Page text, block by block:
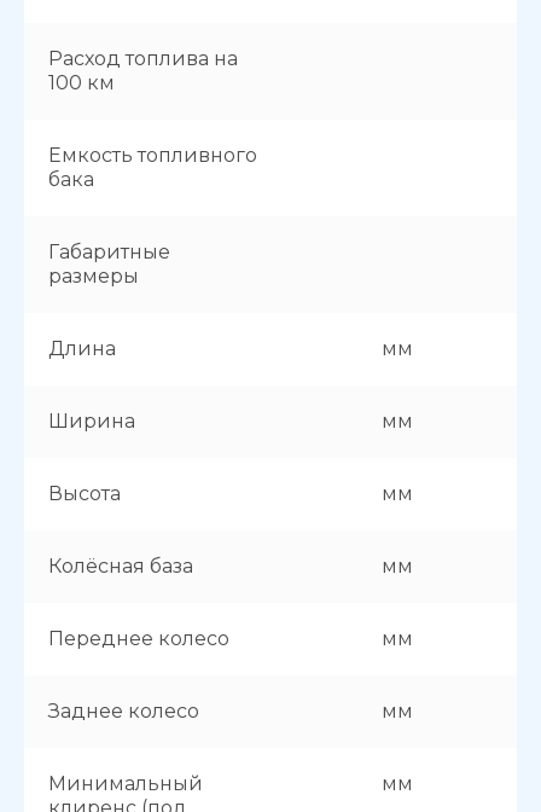
Расход топлива на
100 км
Емкость топливного
бака
Габаритные
размеры
Длина мм
Ширина мм
Высота мм
Колёсная база мм
Переднее колесо мм
Заднее колесо мм
Минимальный
мм